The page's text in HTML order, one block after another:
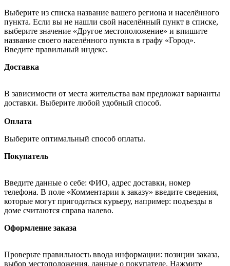
Выберите из списка название вашего региона и населённого
пункта. Если вы не нашли свой населённый пункт в списке,
выберите значение «Другое местоположение» и впишите
название своего населённого пункта в графу «Город».
Введите правильный индекс.
Доставка
В зависимости от места жительства вам предложат варианты
доставки. Выберите любой удобный способ.
Оплата
Выберите оптимальный способ оплаты.
Покупатель
Введите данные о себе: ФИО, адрес доставки, номер
телефона. В поле «Комментарии к заказу» введите сведения,
которые могут пригодиться курьеру, например: подъезды в
доме считаются справа налево.
Оформление заказа
Проверьте правильность ввода информации: позиции заказа,
выбор местоположения, данные о покупателе. Нажмите